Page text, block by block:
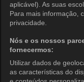
aplicável). As suas
Para mais informação,
privacidade.
Nós e os nossos
fornecermos:
Utilizar dados de
as características do